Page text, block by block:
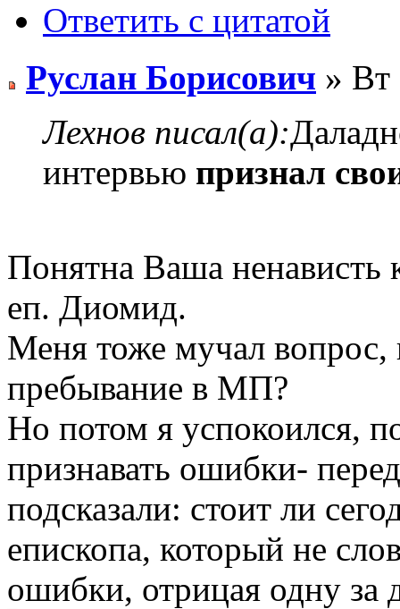
Ответить с цитатой
Руслан Борисович » Вт
Лехнов писал(а):
интервью признал
Понятна Ваша
еп. Диомид.
Меня тоже мучал вопрос,
пребывание в МП?
Но потом я успокоился,
признавать ошибки-
подсказали: стоит ли
епископа, который не
ошибки, отрицая одну за